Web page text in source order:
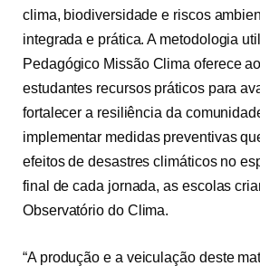
clima, biodiversidade e riscos
integrada e prática. A metodologia
Pedagógico Missão Clima oferece
estudantes recursos práticos para
fortalecer a resiliência da
implementar medidas preventivas
efeitos de desastres climáticos no
final de cada jornada, as escolas
Observatório do Clima.
“A produção e a veiculação deste